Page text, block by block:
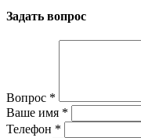
Задать вопрос
Вопрос *
Ваше имя *
Телефон *